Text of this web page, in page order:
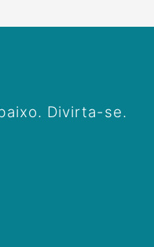
Divirta-se.